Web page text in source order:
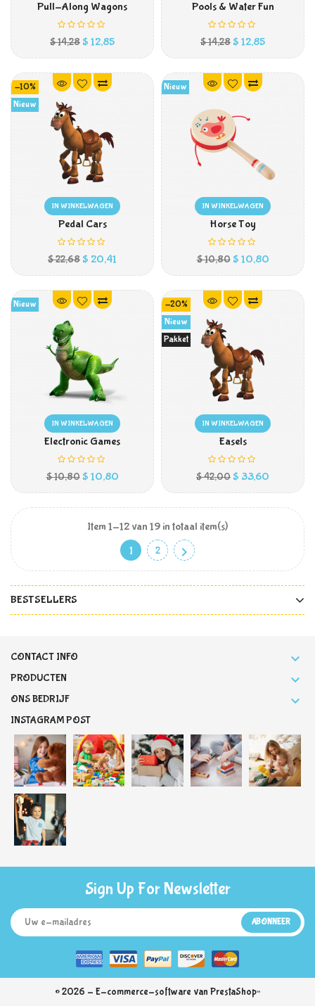
Pull-Along Wagons
Prijs
$ 14,28 $ 12,85Normale
Pools & Water Fun
Prijs
$ 14,28 $ 12,85Normale
-10%
Nieuw
IN WINKELWAGEN
Pedal Cars
Prijs
$ 22,68 $ 20,41
Nieuw
IN WINKELWAGEN
Horse Toy
Prijs
$ 10,80 $ 10,80
Nieuw
IN WINKELWAGEN
Electronic Games
Prijs
$ 10,80 $ 10,80
-20%
Nieuw
Pakket
IN WINKELWAGEN
Easels
Prijs
$ 42,00 $ 33,60
Item 1-12 van 19 in totaal item(s)
1 2 
BESTSELLERS
CONTACT INFO 
PRODUCTEN 
ONS BEDRIJF 
INSTAGRAM POST
Sign Up For Newsletter
ABONNEER
© 2026 - E-commerce-software van PrestaShop™